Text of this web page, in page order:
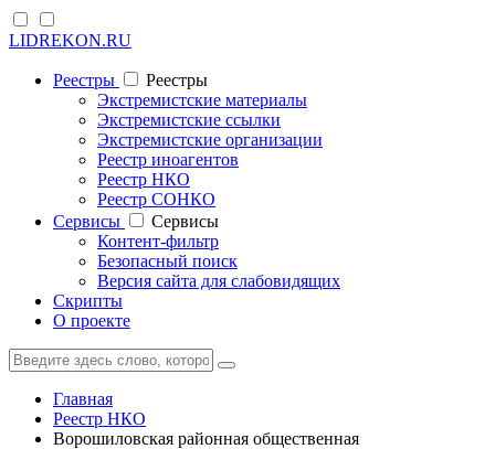
LIDREKON.RU
Реестры
Реестры
Экстремистские материалы
Экстремистские ссылки
Экстремистские организации
Реестр иноагентов
Реестр НКО
Реестр СОНКО
Cервисы
Cервисы
Контент-фильтр
Безопасный поиск
Версия сайта для слабовидящих
Скрипты
О проекте
Главная
Реестр НКО
Ворошиловская районная общественная